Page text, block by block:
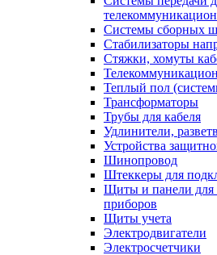
Системы сборных
Стабилизаторы
Стяжки, хомуты
Теплый пол
Трансформаторы
Трубы для кабеля
Удлинители,
Устройства
Шинопровод
Штеккеры для
Щиты и панели для
приборов
Щиты учета
Электродвигатели
Электросчетчики